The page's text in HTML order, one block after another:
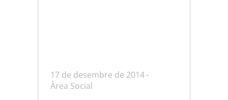
17 de desembre de 2014
Àrea Social